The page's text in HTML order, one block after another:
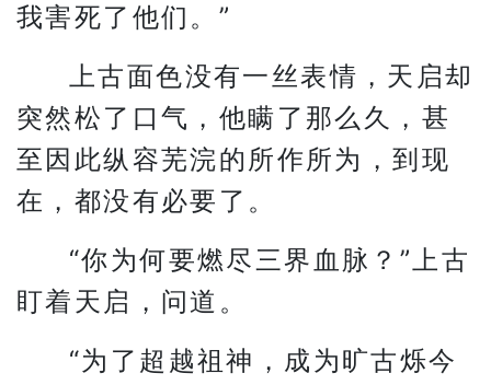
我害死了他们。”
上古面色没有一丝表情，天启却
突然松了口气，他瞒了那么久，甚
至因此纵容芜浣的所作所为，到现
在，都没有必要了。
“你为何要燃尽三界血脉？”上古
盯着天启，问道。
“为了超越祖神，成为旷古烁今